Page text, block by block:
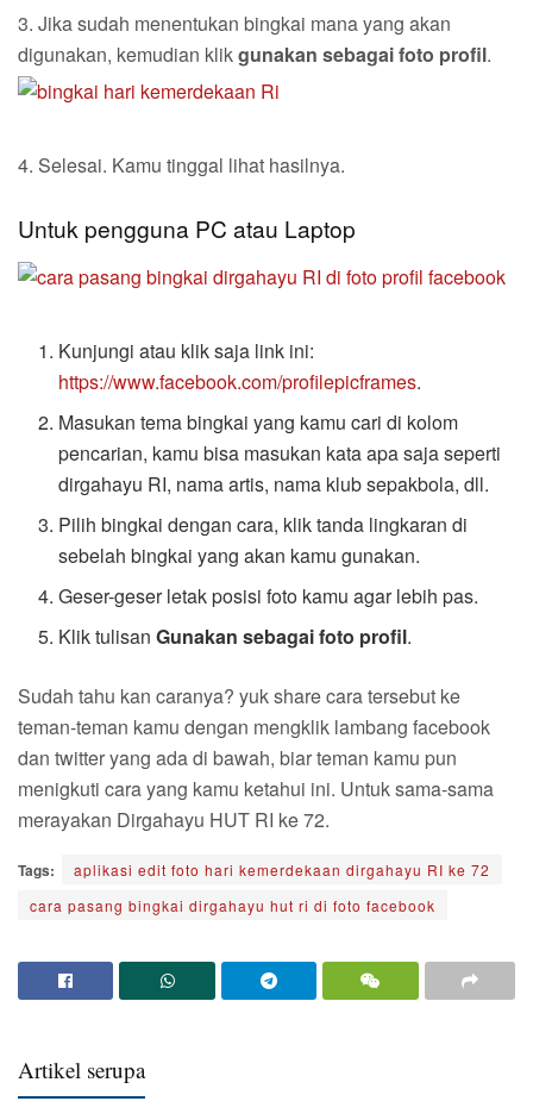
3. Jika sudah menentukan bingkai mana yang akan
digunakan, kemudian klikgunakan sebagai foto profil.
4. Selesai. Kamu tinggal lihat hasilnya.
Untuk pengguna PC atau Laptop
Kunjungi atau klik saja link ini:
https://www.facebook.com/profilepicframes.
Masukan tema bingkai yang kamu cari di kolom
pencarian, kamu bisa masukan kata apa saja seperti
dirgahayu RI, nama artis, nama klub sepakbola, dll.
Pilih bingkai dengan cara, klik tanda lingkaran di
sebelah bingkai yang akan kamu gunakan.
Geser-geser letak posisi foto kamu agar lebih pas.
Klik tulisanGunakan sebagai foto profil.
Sudah tahu kan caranya? yuk share cara tersebut ke
teman-teman kamu dengan mengklik lambang facebook
dan twitter yang ada di bawah, biar teman kamu pun
menigkuti cara yang kamu ketahui ini. Untuk sama-sama
merayakan Dirgahayu HUT RI ke 72.
Tags:
aplikasi edit foto hari kemerdekaan dirgahayu RI ke 72
cara pasang bingkai dirgahayu hut ri di foto facebook
Artikel serupa